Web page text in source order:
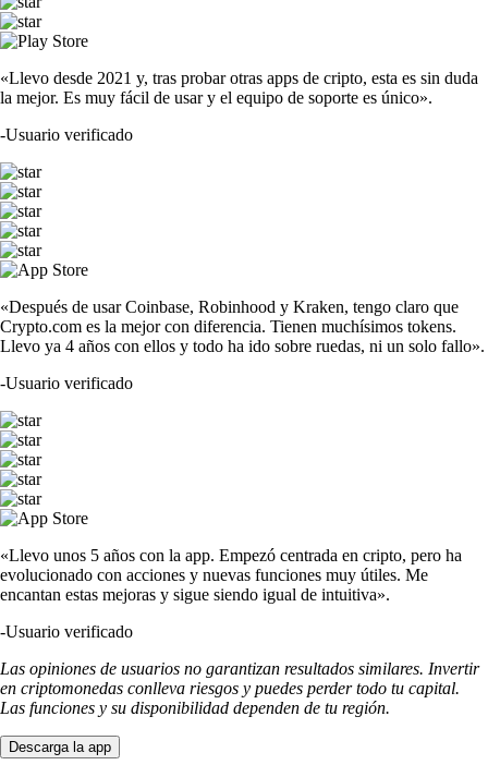
«Llevo desde 2021 y, tras probar otras apps de cripto, esta es sin duda
la mejor. Es muy fácil de usar y el equipo de soporte es único».
-Usuario verificado
«Después de usar Coinbase, Robinhood y Kraken, tengo claro que
Crypto.com es la mejor con diferencia. Tienen muchísimos tokens.
Llevo ya 4 años con ellos y todo ha ido sobre ruedas, ni un solo fallo».
-Usuario verificado
«Llevo unos 5 años con la app. Empezó centrada en cripto, pero ha
evolucionado con acciones y nuevas funciones muy útiles. Me
encantan estas mejoras y sigue siendo igual de intuitiva».
-Usuario verificado
Las opiniones de usuarios no garantizan resultados similares. Invertir
en criptomonedas conlleva riesgos y puedes perder todo tu capital.
Las funciones y su disponibilidad dependen de tu región.
Descarga la app